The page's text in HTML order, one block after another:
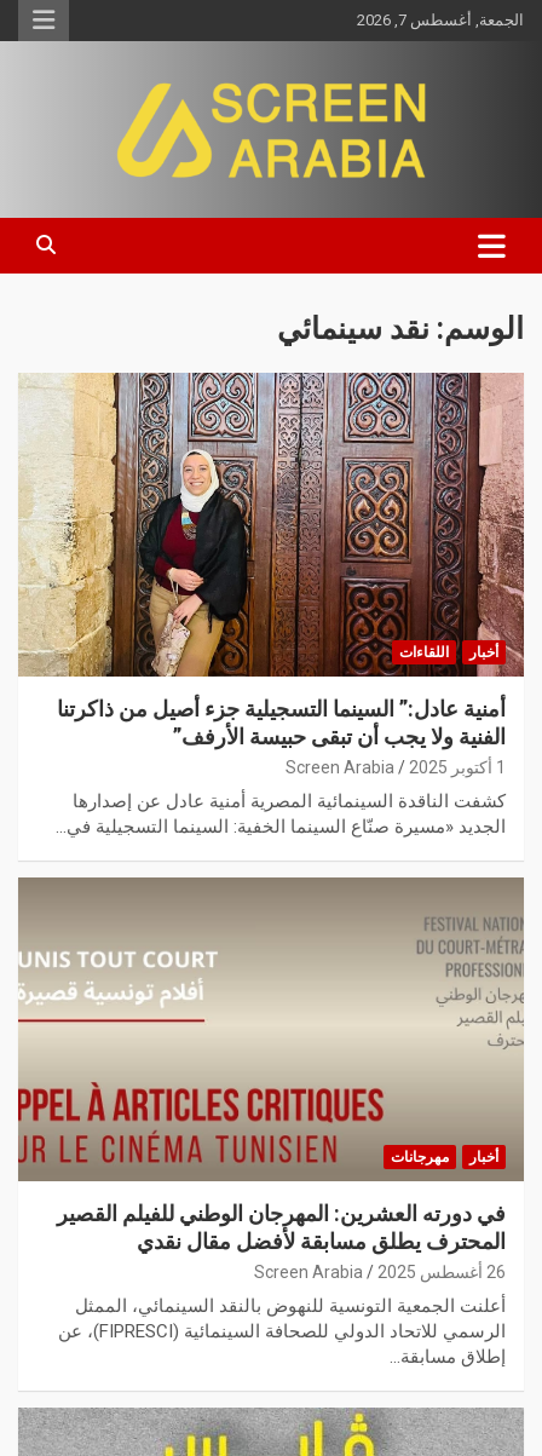
الجمعة, أغسطس 7, 2026
Screen Arabia
الوسم: نقد سينمائي
أخبار اللقاءات
أمنية عادل:” السينما التسجيلية جزء أصيل من ذاكرتنا
الفنية ولا يجب أن تبقى حبيسة الأرفف”
1 أكتوبر 2025 Screen Arabia
كشفت الناقدة السينمائية المصرية أمنية عادل عن إصدارها
الجديد «مسيرة صنّاع السينما الخفية: السينما التسجيلية في…
أخبار مهرجانات
في دورته العشرين: المهرجان الوطني للفيلم القصير
المحترف يطلق مسابقة لأفضل مقال نقدي
26 أغسطس 2025 Screen Arabia
أعلنت الجمعية التونسية للنهوض بالنقد السينمائي، الممثل
الرسمي للاتحاد الدولي للصحافة السينمائية (FIPRESCI)، عن
إطلاق مسابقة…